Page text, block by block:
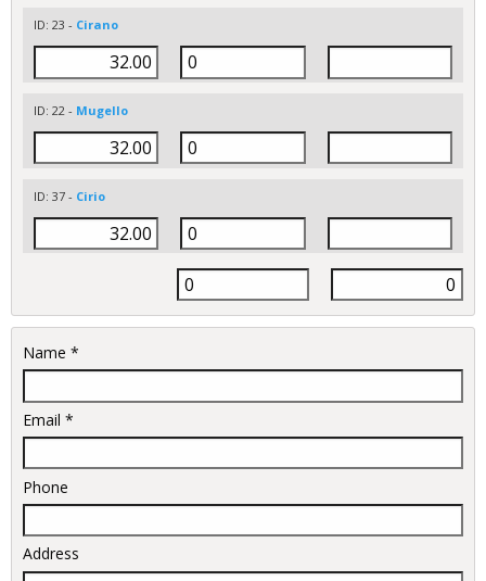
ID: 23 - Cirano
ID: 22 - Mugello
ID: 37 - Cirio
Name *
Email *
Phone
Address